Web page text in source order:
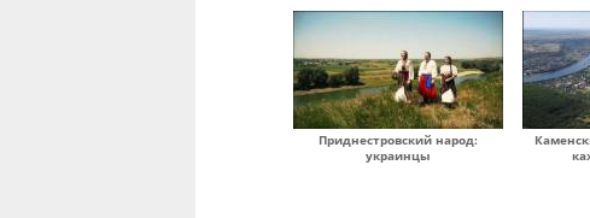
Приднестровский народ:
украинцы